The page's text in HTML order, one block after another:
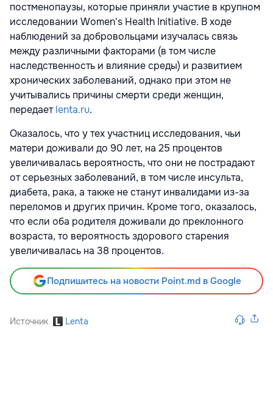
постменопаузы, которые приняли участие в крупном
исследовании Women's Health Initiative. В ходе
наблюдений за добровольцами изучалась связь
между различными факторами (в том числе
наследственность и влияние среды) и развитием
хронических заболеваний, однако при этом не
учитывались причины смерти среди женщин,
передаетlenta.ru.
Оказалось, что у тех участниц исследования, чьи
матери доживали до 90 лет, на 25 процентов
увеличивалась вероятность, что они не пострадают
от серьезных заболеваний, в том числе инсульта,
диабета, рака, а также не станут инвалидами из-за
переломов и других причин. Кроме того, оказалось,
что если оба родителя доживали до преклонного
возраста, то вероятность здорового старения
увеличивалась на 38 процентов.
Подпишитесь на новости Point.md в Google
Источник Lenta